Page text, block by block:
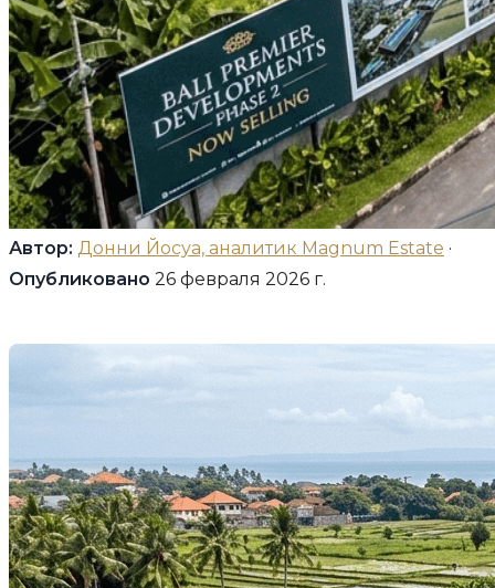
Автор: Донни Йосуа, аналитик Magnum Estate ·
Опубликовано 26 февраля 2026 г.